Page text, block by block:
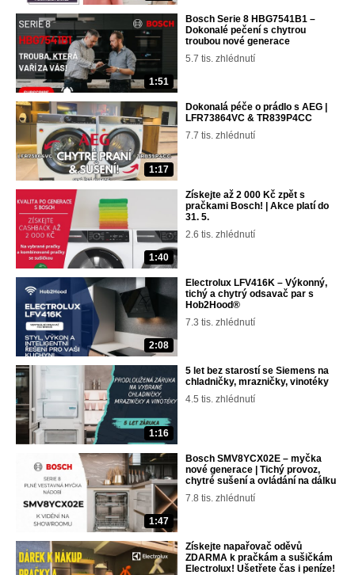
1:51
Bosch Serie 8 HBG7541B1 –
Dokonalé pečení s chytrou
troubou nové generace
5.7 tis. zhlédnutí
1:17
Dokonalá péče o prádlo s AEG |
LFR73864VC & TR839P4CC
7.7 tis. zhlédnutí
1:40
Získejte až 2 000 Kč zpět s
pračkami Bosch! | Akce platí do
31. 5.
2.6 tis. zhlédnutí
2:08
Electrolux LFV416K – Výkonný,
tichý a chytrý odsavač par s
Hob2Hood®
7.3 tis. zhlédnutí
1:16
5 let bez starostí se Siemens na
chladničky, mrazničky, vinotéky
4.5 tis. zhlédnutí
1:47
Bosch SMV8YCX02E – myčka
nové generace | Tichý provoz,
chytré sušení a ovládání na dálku
7.8 tis. zhlédnutí
Získejte napařovač oděvů
ZDARMA k pračkám a sušičkám
Electrolux! Ušetřete čas i peníze!